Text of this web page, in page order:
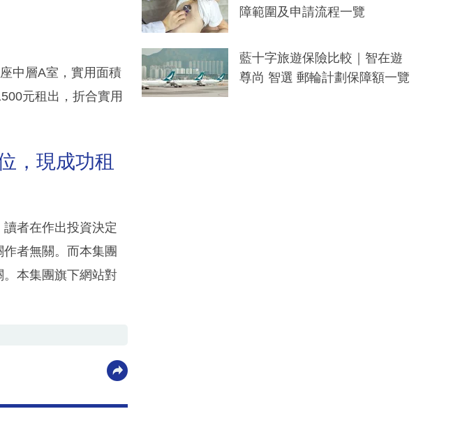
中層A室，實用面積
元租出，折合實用
，現成功租
者在作出投資決定
者無關。而本集團
本集團旗下網站對
障範圍及申請流程一覽
藍十字旅遊保險比較｜智在遊
尊尚 智選 郵輪計劃保障額一覽